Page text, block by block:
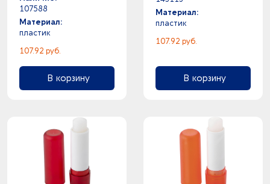
107588
Материал:
пластик
107.92 руб.
В корзину
Материал:
пластик
107.92 руб.
В корзину